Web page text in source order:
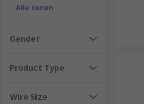
Alle tonen
Gender
Product Type
Wire Size